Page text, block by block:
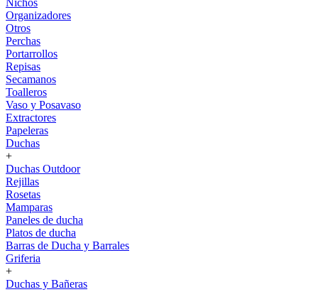
Nichos
Organizadores
Otros
Perchas
Portarrollos
Repisas
Secamanos
Toalleros
Vaso y Posavaso
Extractores
Papeleras
Duchas
+
Duchas Outdoor
Rejillas
Rosetas
Mamparas
Paneles de ducha
Platos de ducha
Barras de Ducha y Barrales
Griferia
+
Duchas y Bañeras